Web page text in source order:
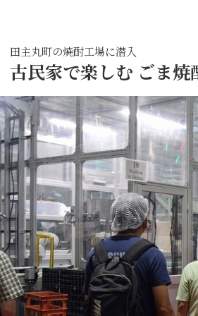
田主丸町の焼酎工場に潜入
古民家で楽しむ ごま焼